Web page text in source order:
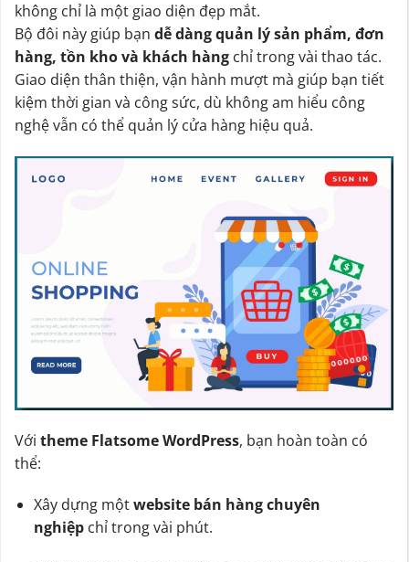
không chỉ là một giao diện đẹp mắt.
Bộ đôi này giúp bạn dễ dàng quản lý sản phẩm, đơn
hàng, tồn kho và khách hàng chỉ trong vài thao tác.
Giao diện thân thiện, vận hành mượt mà giúp bạn tiết
kiệm thời gian và công sức, dù không am hiểu công
nghệ vẫn có thể quản lý cửa hàng hiệu quả.
Với theme Flatsome WordPress, bạn hoàn toàn có
thể:
Xây dựng mộtwebsite bán hàng chuyên
nghiệpchỉ trong vài phút.